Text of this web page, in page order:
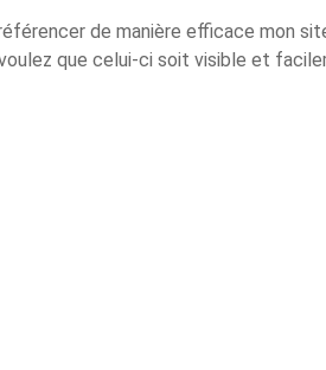
de manière efficace mon
que celui-ci soit visible et